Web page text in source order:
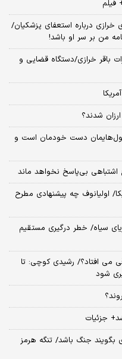
فیلم
خرازی درباره استعفای پزشکیان/
من بر سر او باشد!
باقر خرازی/دستگاه قضایی و
شدند؟
پول‌هایمان دست خودمان است و
بی‌پاسخ نخواهد ماند
اولیانوف چه پیشنهادی مطرح
سیاه/ خطر درگیری مستقیم
می افتاد؟/ رشیدی کوچی: تا
شود
جزئیات
بگویند جنگ باشد/ تنگه هرمز